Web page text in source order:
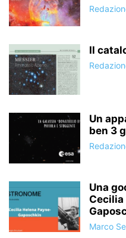
Il
Un
ben 3
Una
Cecilia
Marco